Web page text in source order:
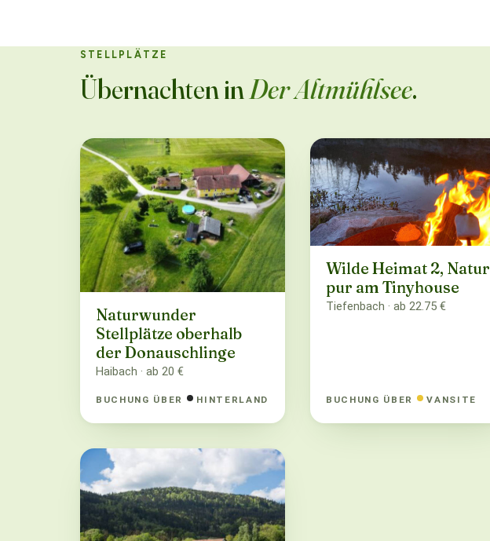
STELLPLÄTZE
Übernachten inDer Altmühlsee.
Naturwunder
Stellplätze oberhalb
der Donauschlinge
Haibach · ab 20 €
BUCHUNG ÜBER HINTERLAND
Wilde Heimat 2, Natur
pur am Tinyhouse
Tiefenbach · ab 22.75 €
BUCHUNG ÜBER VANSITE